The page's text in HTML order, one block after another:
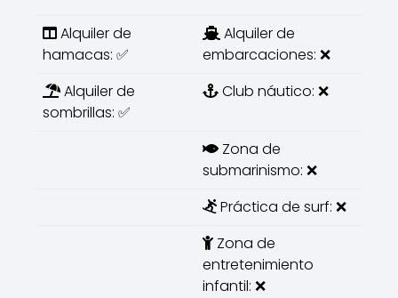
Alquiler de
hamacas: ✅
Alquiler de
embarcaciones: ❌
Alquiler de
sombrillas: ✅
Club náutico: ❌
Zona de
submarinismo: ❌
Práctica de surf: ❌
Zona de
entretenimiento
infantil: ❌